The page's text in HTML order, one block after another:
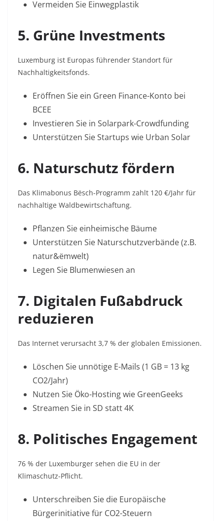
Vermeiden Sie Einwegplastik
5. Grüne Investments
Luxemburg ist Europas führender Standort für
Nachhaltigkeitsfonds.
Eröffnen Sie ein Green Finance-Konto bei
BCEE
Investieren Sie in Solarpark-Crowdfunding
Unterstützen Sie Startups wie Urban Solar
6. Naturschutz fördern
Das Klimabonus Bësch-Programm zahlt 120 €/Jahr für
nachhaltige Waldbewirtschaftung.
Pflanzen Sie einheimische Bäume
Unterstützen Sie Naturschutzverbände (z.B.
natur&ëmwelt)
Legen Sie Blumenwiesen an
7. Digitalen Fußabdruck
reduzieren
Das Internet verursacht 3,7 % der globalen Emissionen.
Löschen Sie unnötige E-Mails (1 GB = 13 kg
CO2/Jahr)
Nutzen Sie Öko-Hosting wie GreenGeeks
Streamen Sie in SD statt 4K
8. Politisches Engagement
76 % der Luxemburger sehen die EU in der
Klimaschutz-Pflicht.
Unterschreiben Sie die Europäische
Bürgerinitiative für CO2-Steuern